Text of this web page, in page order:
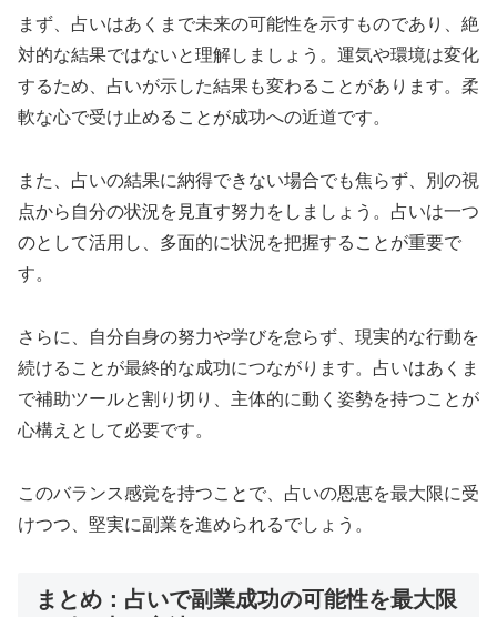
まず、占いはあくまで未来の可能性を示すものであり、絶
対的な結果ではないと理解しましょう。運気や環境は変化
するため、占いが示した結果も変わることがあります。柔
軟な心で受け止めることが成功への近道です。
また、占いの結果に納得できない場合でも焦らず、別の視
点から自分の状況を見直す努力をしましょう。占いは一つ
のとして活用し、多面的に状況を把握することが重要で
す。
さらに、自分自身の努力や学びを怠らず、現実的な行動を
続けることが最終的な成功につながります。占いはあくま
で補助ツールと割り切り、主体的に動く姿勢を持つことが
心構えとして必要です。
このバランス感覚を持つことで、占いの恩恵を最大限に受
けつつ、堅実に副業を進められるでしょう。
まとめ：占いで副業成功の可能性を最大限